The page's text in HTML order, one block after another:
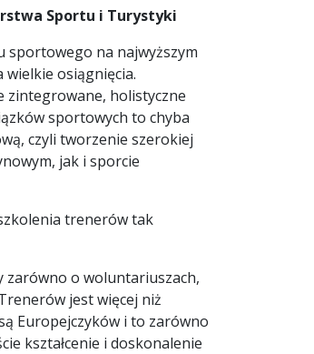
Sportu i Turystyki
sportowego na najwyższym
osiągnięcia.
zintegrowane, holistyczne
sportowych to chyba
czyli tworzenie szerokiej
jak i sporcie
trenerów tak
zarówno o woluntariuszach,
jest więcej niż
Europejczyków i to zarówno
kształcenie i doskonalenie